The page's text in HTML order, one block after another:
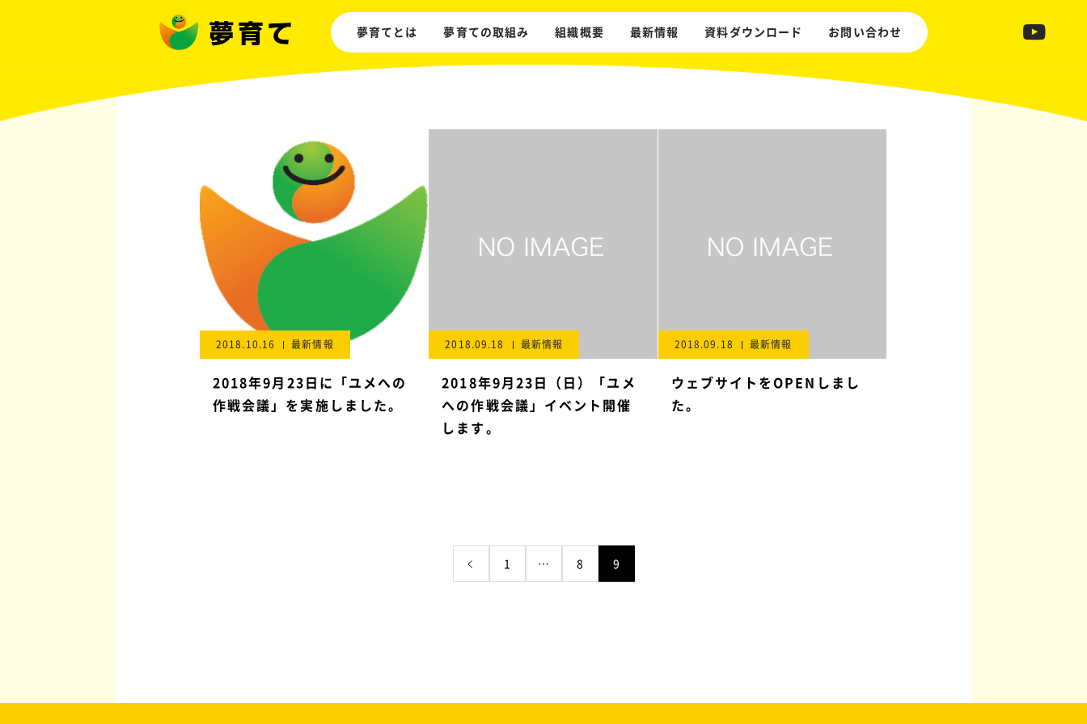
夢育てとは 夢育ての取組み 組織概要 最新情報 資料ダウンロード お問い合わせ
2018.10.16 最新情報
2018年9月23日に「ユメへの
作戦会議」を実施しました。
2018.09.18 最新情報
2018年9月23日（日）「ユメ
への作戦会議」イベント開催
します。
2018.09.18 最新情報
ウェブサイトをOPENしまし
た。
1 … 8 9